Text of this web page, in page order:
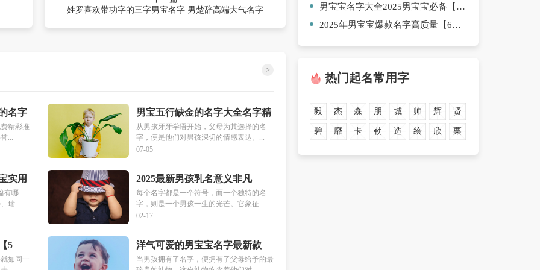
姓罗喜欢带功字的三字男宝名字 男楚辞高端大气名字
>
名字
精彩推
...
男宝五行缺金的名字大全名字精
选【十篇】
从男孩牙牙学语开始，父母为其选择的名
字，便是他们对男孩深切的情感表达。...
07-05
实用
有哪
瑞...
2025最新男孩乳名意义非凡
每个名字都是一个符号，而一个独特的名
字，则是一个男孩一生的光芒。它象征...
02-17
5
如同一
洋气可爱的男宝宝名字最新款
【3篇】
当男孩拥有了名字，便拥有了父母给予的最
男宝宝名字大全2025男宝宝必备【五篇】
2025年男宝宝爆款名字高质量【6篇】
热门起名常用字
毅 杰 森 朋 城 帅 辉 贤
碧 靡 卡 勒 造 绘 欣 栗